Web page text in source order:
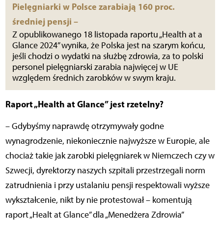
Pielęgniarki w Polsce zarabiają 160 proc.
średniej pensji –
Z opublikowanego 18 listopada raportu „Health at a
Glance 2024” wynika, że Polska jest na szarym końcu,
jeśli chodzi o wydatki na służbę zdrowia, za to polski
personel pielęgniarski zarabia najwięcej w UE
względem średnich zarobków w swym kraju.
Raport „Health at Glance” jest rzetelny?
– Gdybyśmy naprawdę otrzymywały godne
wynagrodzenie, niekoniecznie najwyższe w Europie, ale
chociaż takie jak zarobki pielęgniarek w Niemczech czy w
Szwecji, dyrektorzy naszych szpitali przestrzegali norm
zatrudnienia i przy ustalaniu pensji respektowali wyższe
wykształcenie, nikt by nie protestował – komentują
raport „Healt at Glance” dla „Menedżera Zdrowia”